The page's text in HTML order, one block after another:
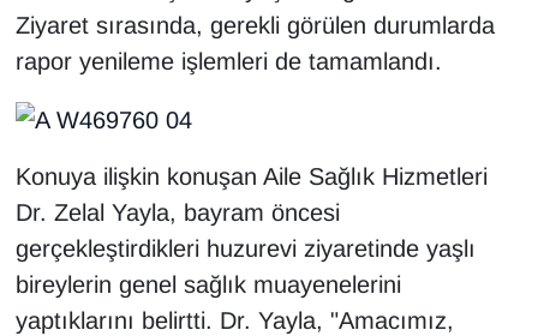
Ziyaret sırasında, gerekli görülen durumlarda
rapor yenileme işlemleri de tamamlandı.
Konuya ilişkin konuşan Aile Sağlık Hizmetleri
Dr. Zelal Yayla, bayram öncesi
gerçekleştirdikleri huzurevi ziyaretinde yaşlı
bireylerin genel sağlık muayenelerini
yaptıklarını belirtti. Dr. Yayla, "Amacımız,
Kültür & Sanat
KURDÎ
MAGAZİN
MEDYA
ONE EKONOMİ